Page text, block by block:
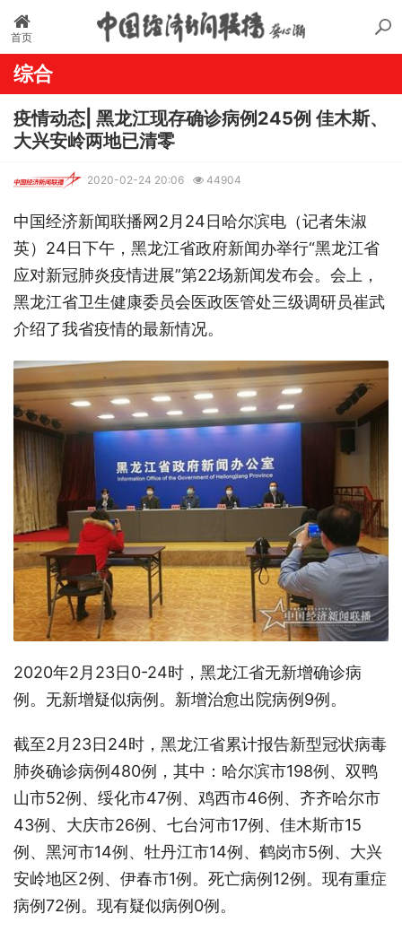
首页
综合
疫情动态| 黑龙江现存确诊病例245例 佳木斯、
大兴安岭两地已清零
2020-02-24 20:06 44904
中国经济新闻联播网2月24日哈尔滨电（记者朱淑
英）24日下午，黑龙江省政府新闻办举行“黑龙江省
应对新冠肺炎疫情进展”第22场新闻发布会。会上，
黑龙江省卫生健康委员会医政医管处三级调研员崔武
介绍了我省疫情的最新情况。
2020年2月23日0-24时，黑龙江省无新增确诊病
例。无新增疑似病例。新增治愈出院病例9例。
截至2月23日24时，黑龙江省累计报告新型冠状病毒
肺炎确诊病例480例，其中：哈尔滨市198例、双鸭
山市52例、绥化市47例、鸡西市46例、齐齐哈尔市
43例、大庆市26例、七台河市17例、佳木斯市15
例、黑河市14例、牡丹江市14例、鹤岗市5例、大兴
安岭地区2例、伊春市1例。死亡病例12例。现有重症
病例72例。现有疑似病例0例。